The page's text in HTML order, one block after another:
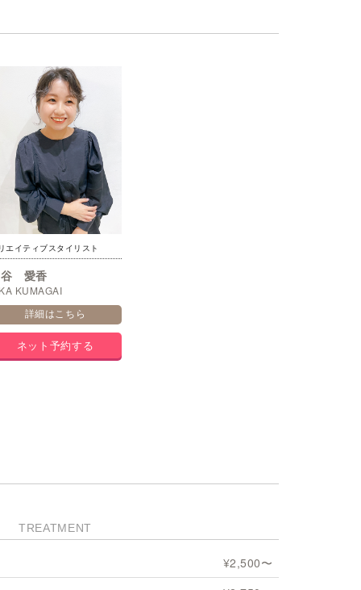
エイティブスタイリスト
愛香
KUMAGAI
詳細はこちら
ネット予約する
TREATMENT
¥2,500〜